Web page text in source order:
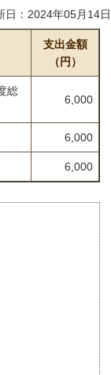
日：2024年05月14日
支出金額
（円）
総
6,000
6,000
6,000